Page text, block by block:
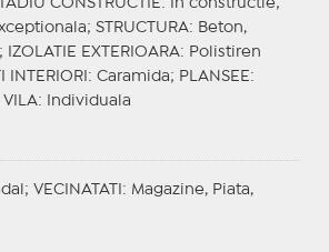
CONSTRUCTIE : In constructie;
STRUCTURA: Beton,
IZOLATIE EXTERIOARA: Polistiren
INTERIORI : Caramida; PLANSEE :
VILA: Individuala
VECINATATI : Magazine, Piata,